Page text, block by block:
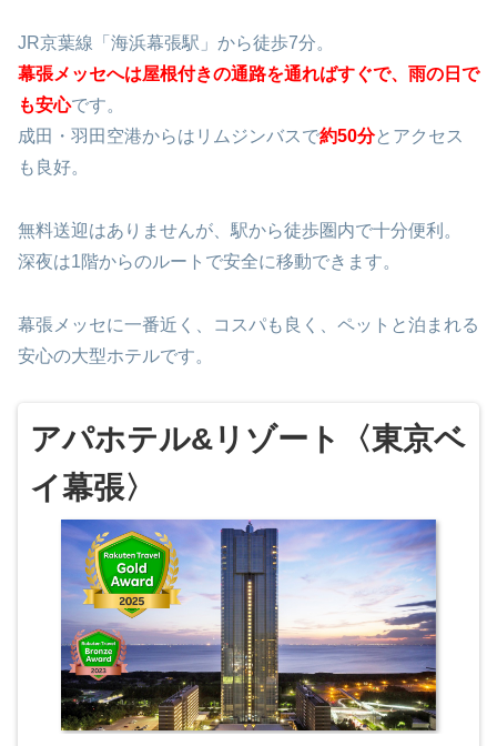
JR京葉線「海浜幕張駅」から徒歩7分。
幕張メッセへは屋根付きの通路を通ればすぐで、雨の日で
も安心です。
成田・羽田空港からはリムジンバスで約50分とアクセス
も良好。
無料送迎はありませんが、駅から徒歩圏内で十分便利。
深夜は1階からのルートで安全に移動できます。
幕張メッセに一番近く、コスパも良く、ペットと泊まれる
安心の大型ホテルです。
アパホテル&リゾート〈東京ベ
イ幕張〉